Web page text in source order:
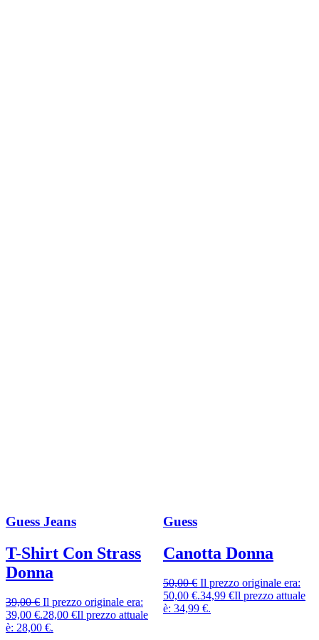
Guess Jeans
T-Shirt Con Strass
Donna
39,00€ Il prezzo originale era:
39,00 €.28,00 €Il prezzo attuale
è: 28,00 €.
Guess
Canotta Donna
50,00€ Il prezzo originale era:
50,00 €.34,99 €Il prezzo attuale
è: 34,99 €.